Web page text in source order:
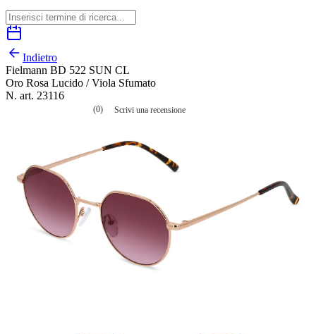
Indietro
Fielmann BD 522 SUN CL
Oro Rosa Lucido / Viola Sfumato
N. art. 23116
(0) Scrivi una recensione